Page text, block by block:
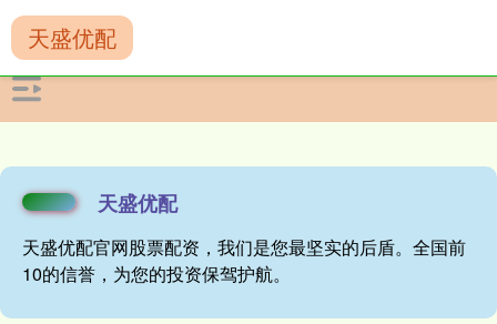
天盛优配
天盛优配官网股票配资，我们是您最坚实的后盾。全国前
10的信誉，为您的投资保驾护航。
天盛优配